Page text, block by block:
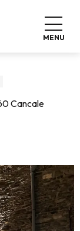
MENU
Cancale